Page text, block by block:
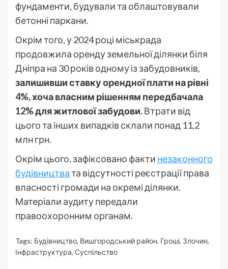
фундаменти, будували та облаштовували
бетонні паркани.
Окрім того, у 2024 році міськрада
продовжила оренду земельної ділянки біля
Дніпра на 30 років одному із забудовників,
залишивши ставку орендної плати на рівні
4%, хоча власним рішенням передбачала
12% для житлової забудови.Втрати від
цього та інших випадків склали понад 11,2
млн грн.
Окрім цього, зафіксовано факти незаконного
будівництвата відсутності реєстрації права
власності громади на окремі ділянки.
Матеріали аудиту передали
правоохоронним органам.
Tags: Будівництво, Вишгородський район, Гроші, Злочин,
Інфраструктура, Суспільство